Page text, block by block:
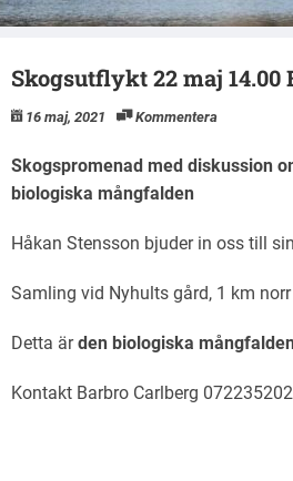
Skogsutflykt 22 maj 14.00
16 maj, 2021 Kommentera
Skogspromenad med diskussion
biologiska mångfalden
Håkan Stensson bjuder in oss till
Samling vid Nyhults gård, 1 km
Detta ärden biologiska
Kontakt Barbro Carlberg